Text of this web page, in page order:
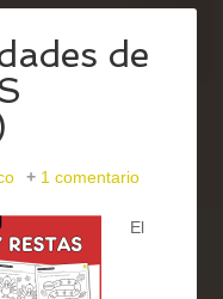
de
1 comentario
El